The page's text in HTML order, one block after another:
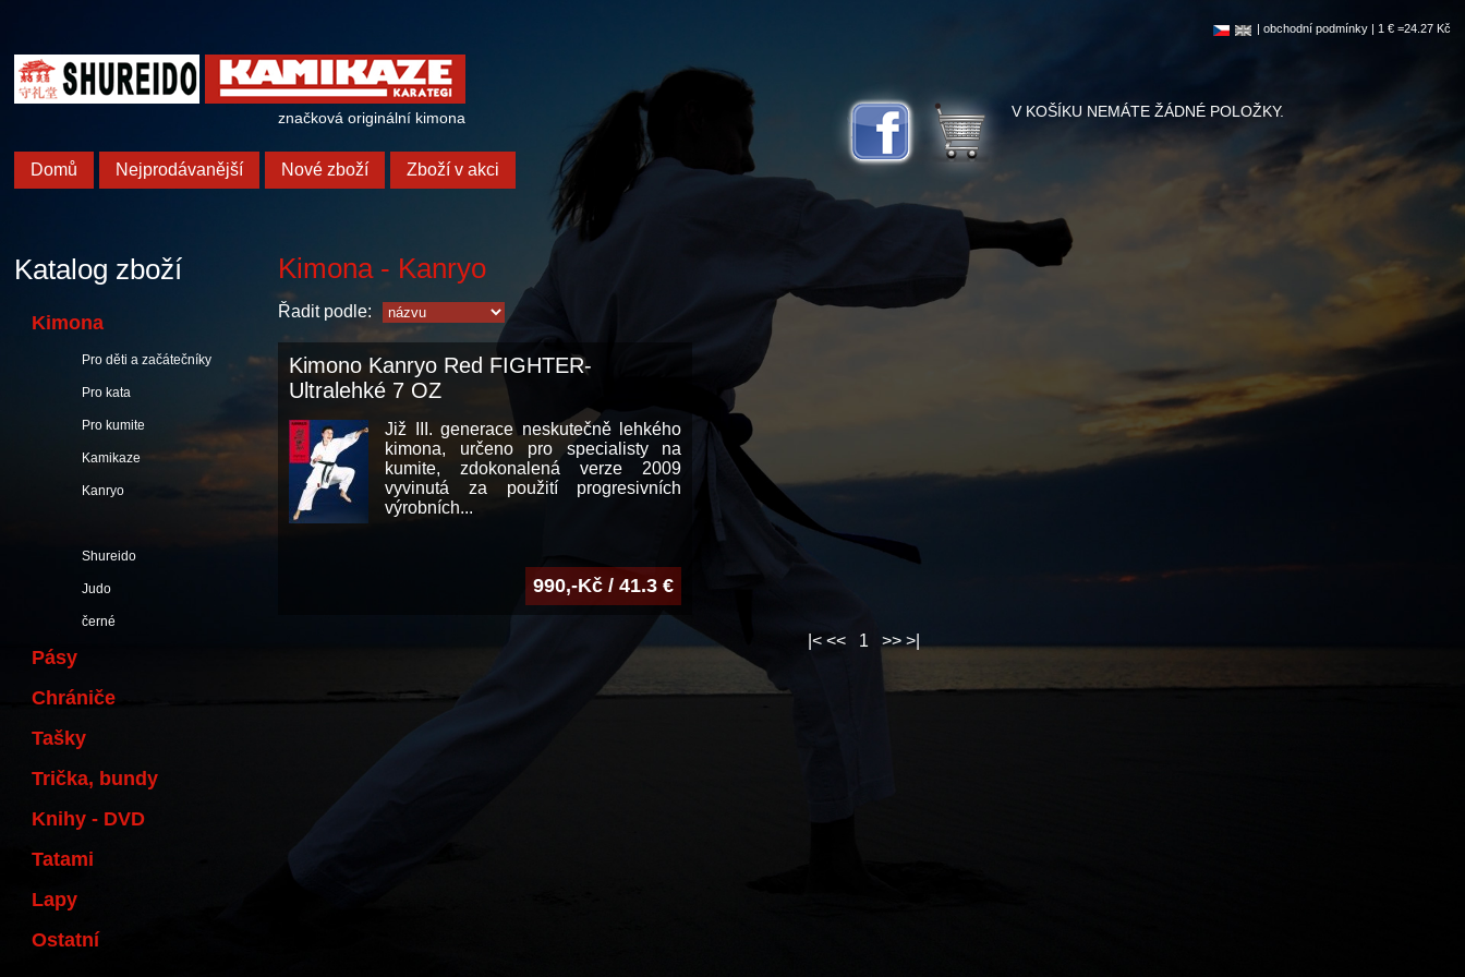
značková originální kimona
| obchodní podmínky| 1 € =24.27 Kč
Domů Nejprodávanější Nové zboží Zboží v akci
V KOŠÍKU NEMÁTE ŽÁDNÉ POLOŽKY.
Katalog zboží
Kimona
Pro děti a začátečníky
Pro kata
Pro kumite
Kamikaze
Kanryo
Shureido
Judo
černé
Pásy
Chrániče
Tašky
Trička, bundy
Knihy - DVD
Tatami
Lapy
Ostatní
Kimona - Kanryo
Řadit podle:
Kimono Kanryo Red FIGHTER-
Ultralehké 7 OZ
Již III. generace neskutečně lehkého
kimona, určeno pro specialisty na
kumite, zdokonalená verze 2009
vyvinutá za použití progresivních
výrobních...
990,-Kč / 41.3 €
|< << 1 >>>|